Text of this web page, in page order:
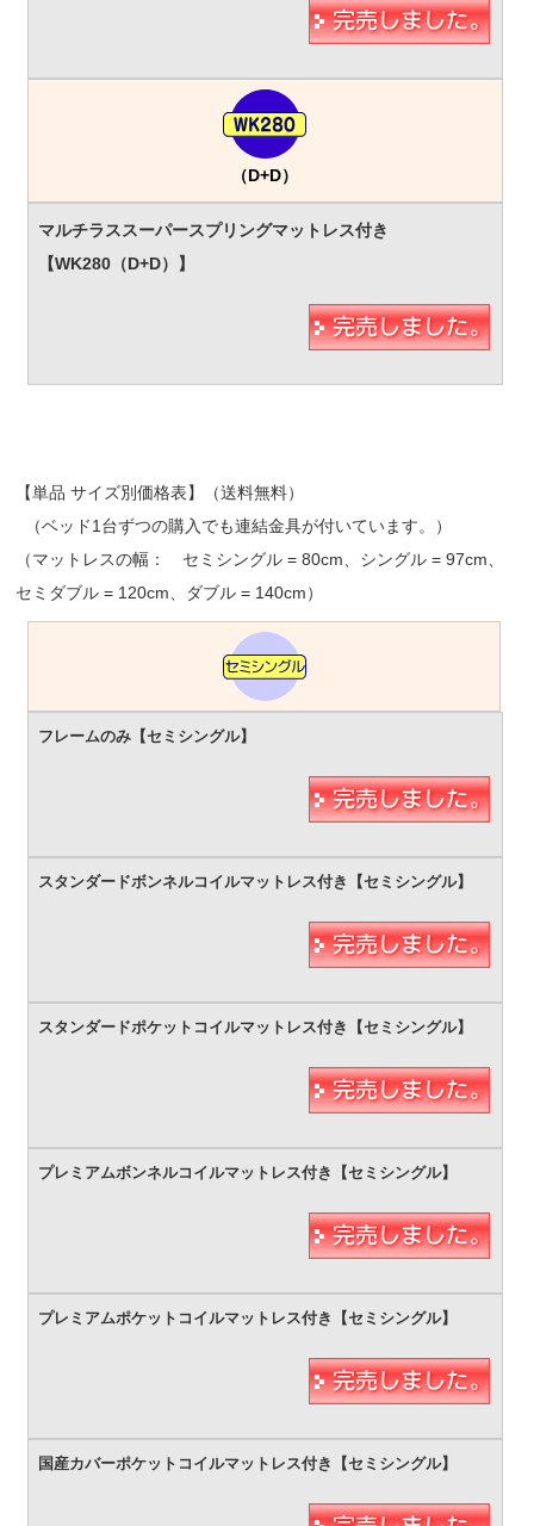
（D+D）
【単品 サイズ別価格表】（送料無料）
（ベッド1台ずつの購入でも連結金具が付いています。）
（マットレスの幅： セミシングル = 80cm、シングル = 97cm、
セミダブル = 120cm、ダブル = 140cm）